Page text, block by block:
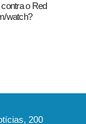
o Red
watch?
200